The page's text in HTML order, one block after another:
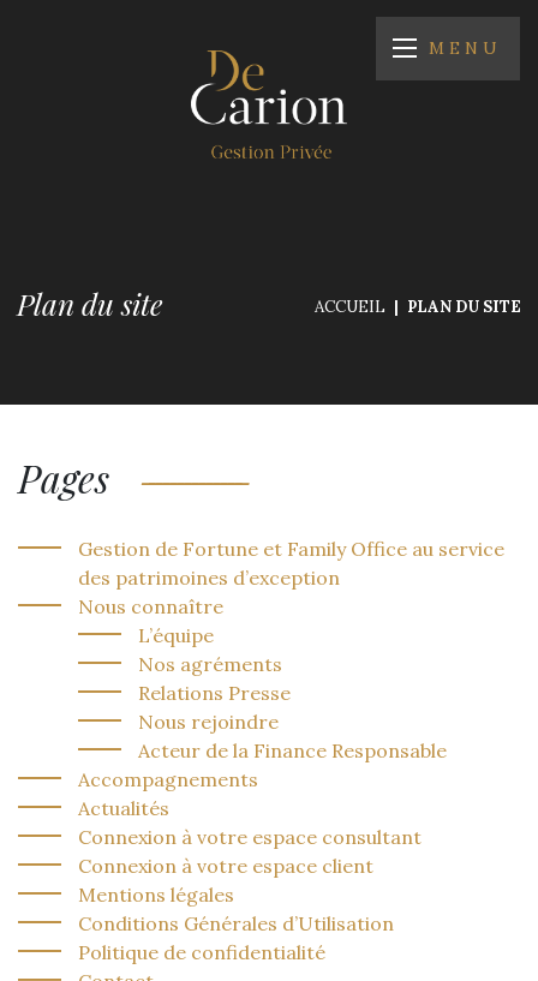
MENU
Plan du site ACCUEIL PLAN DU SITE
Pages
Gestion de Fortune et Family Office au service
des patrimoines d’exception
Nous connaître
L’équipe
Nos agréments
Relations Presse
Nous rejoindre
Acteur de la Finance Responsable
Accompagnements
Actualités
Connexion à votre espace consultant
Connexion à votre espace client
Mentions légales
Conditions Générales d’Utilisation
Politique de confidentialité